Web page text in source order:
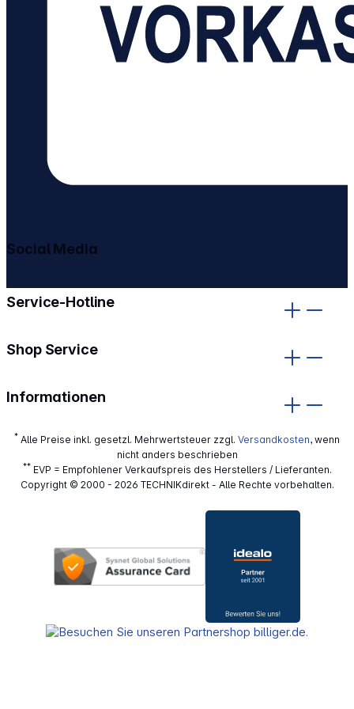
Service-Hotline
Shop Service
Informationen
Social Media
* Alle Preise inkl. gesetzl. Mehrwertsteuer zzgl. Versandkosten, wenn
nicht anders beschrieben
**EVP = Empfohlener Verkaufspreis des Herstellers / Lieferanten.
Copyright © 2000 - 2026 TECHNIKdirekt - Alle Rechte vorbehalten.